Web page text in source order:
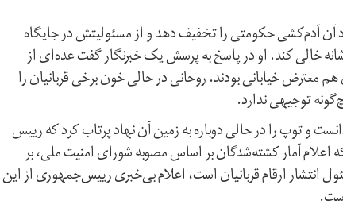
آن آدم‌کشی حکومتی را تخفیف دهد و از مسئولیتش در جایگاه
خالی کند. او در پاسخ به پرسش یک خبرنگار گفت عده‌ای از
خیابانی بودند. روحانی در حالی خون برخی قربانیان را
توجیهی ندارد.
و توپ را در حالی دوباره به زمین آن نهاد پرتاب کرد که رییس
اعلام آمار کشته‌شدگان بر اساس مصوبه شورای امنیت ملی، بر
ارقام قربانیان است، اعلام بی‌خبری رییس‌جمهوری از این